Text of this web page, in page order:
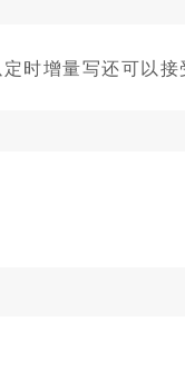
时增量写还可以接